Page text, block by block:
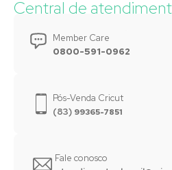
Central de
Member Care
0800-591-0962
Pós-Venda Cricut
(83) 99365-7851
Fale conosco